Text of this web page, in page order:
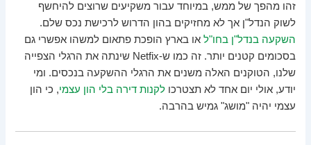
זהו מהפך של ממש, במיוחד עבור משקיעים שרוצים להיחשף
לשוק הנדל"ן אך לא מחזיקים בהון הדרוש לרכישת נכס שלם.
השקעה בנדל"ן בחו"ל או בארץ הופכת פתאום למשהו אפשרי גם
בסכומים קטנים יותר. זה כמו ש-Netfix שינתה את הרגלי הצפייה
שלנו, הטוקנים האלה משנים את הרגלי ההשקעה בנכסים. ומי
יודע, אולי יום אחד לא תצטרכולקנות דירה בלי הון עצמי, כי הון
עצמי יהיה "מושג" גמיש בהרבה.